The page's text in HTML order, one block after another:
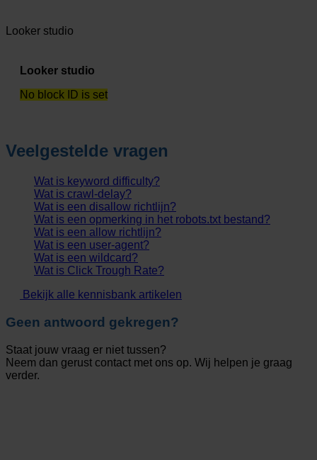
Looker studio
Looker studio
No block ID is set
Veelgestelde vragen
Wat is keyword difficulty?
Wat is crawl-delay?
Wat is een disallow richtlijn?
Wat is een opmerking in het robots.txt bestand?
Wat is een allow richtlijn?
Wat is een user-agent?
Wat is een wildcard?
Wat is Click Trough Rate?
Bekijk alle kennisbank artikelen
Geen antwoord gekregen?
Staat jouw vraag er niet tussen?
Neem dan gerust contact met ons op. Wij helpen je graag
verder.